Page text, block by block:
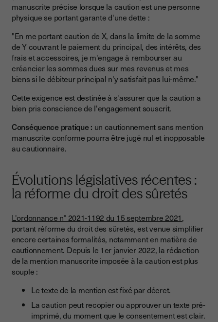
manuscrite précise lorsque la caution est une personne
physique se portant garante d'une dette :
"En me portant caution de X, dans la limite de la somme
de Y couvrant le paiement du principal, des intérêts, des
frais et accessoires, je m'engage à rembourser au
créancier les sommes dues sur mes revenus et mes
biens si le débiteur principal n'y satisfait pas lui-même."
Cette exigence est destinée à s'assurer que la caution a
bien pris conscience de l'engagement souscrit.
Conséquence pratique : un cautionnement sans mention
manuscrite conforme pourra être jugé nul et inopposable
au cautionnaire.
Évolutions législatives récentes :
la réforme du droit des sûretés
L'ordonnance n° 2021-1192 du 15 septembre 2021,
portant réforme du droit des sûretés, est venue simplifier
encore certaines formalités, notamment en matière de
cautionnement. Depuis le 1er janvier 2022, la rédaction
de la mention manuscrite imposée à la caution est plus
souple :
Le texte de la mention est fixé par décret.
La caution peut recopier ou approuver un texte pré-
imprimé, du moment que le consentement est clair.